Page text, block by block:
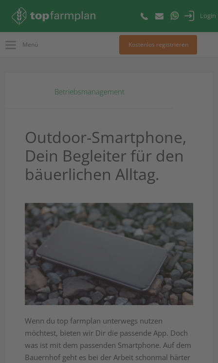
Login
Menü Kostenlos registrieren
Betriebsmanagement
Outdoor-Smartphone,
Dein Begleiter für den
bäuerlichen Alltag.
Wenn du top farmplan unterwegs nutzen
möchtest, bieten wir Dir die passende App. Doch
was ist mit dem passenden Smartphone. Auf dem
Bauernhof geht es bei der Arbeit schonmal härter